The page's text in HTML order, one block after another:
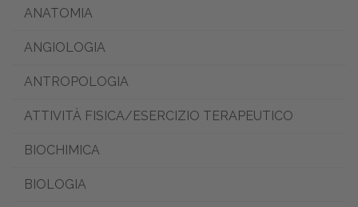
ANATOMIA
ANGIOLOGIA
ANTROPOLOGIA
ATTIVITÀ FISICA/ESERCIZIO TERAPEUTICO
BIOCHIMICA
BIOLOGIA